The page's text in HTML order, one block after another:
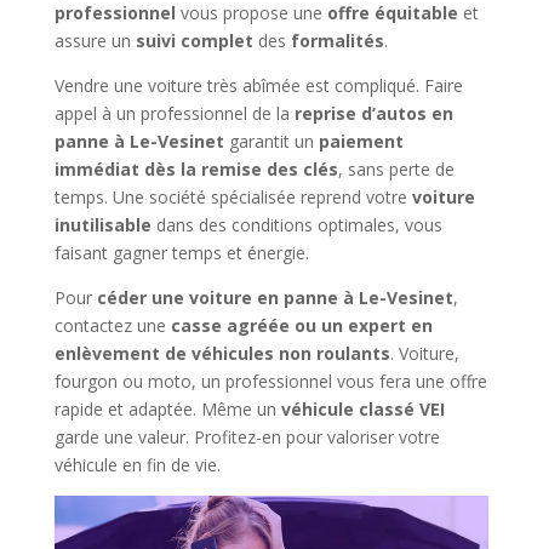
professionnel vous propose une offre équitable et
assure un suivi complet des formalités.
Vendre une voiture très abîmée est compliqué. Faire
appel à un professionnel de la reprise d’autos en
panne à Le-Vesinet garantit un paiement
immédiat dès la remise des clés, sans perte de
temps. Une société spécialisée reprend votre voiture
inutilisable dans des conditions optimales, vous
faisant gagner temps et énergie.
Pour céder une voiture en panne à Le-Vesinet,
contactez une casse agréée ou un expert en
enlèvement de véhicules non roulants. Voiture,
fourgon ou moto, un professionnel vous fera une offre
rapide et adaptée. Même un véhicule classé VEI
garde une valeur. Profitez-en pour valoriser votre
véhicule en fin de vie.